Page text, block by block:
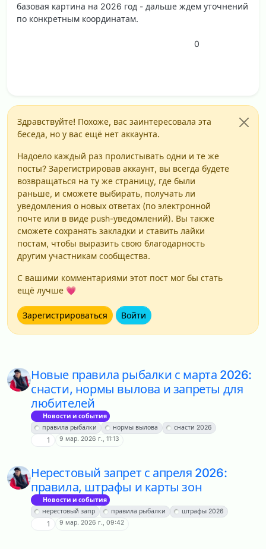
базовая картина на 2026 год - дальше ждем уточнений
по конкретным координатам.
0
Здравствуйте! Похоже, вас заинтересовала эта
беседа, но у вас ещё нет аккаунта.
Надоело каждый раз пролистывать одни и те же
посты? Зарегистрировав аккаунт, вы всегда будете
возвращаться на ту же страницу, где были
раньше, и сможете выбирать, получать ли
уведомления о новых ответах (по электронной
почте или в виде push-уведомлений). Вы также
сможете сохранять закладки и ставить лайки
постам, чтобы выразить свою благодарность
другим участникам сообщества.
С вашими комментариями этот пост мог бы стать
ещё лучше 💗
Зарегистрироваться Войти
Новые правила рыбалки с марта 2026:
снасти, нормы вылова и запреты для
любителей
Новости и события
правила рыбалки
нормы вылова снасти 2026
1 9 мар. 2026 г., 11:13
Нерестовый запрет с апреля 2026:
правила, штрафы и карты зон
Новости и события
нерестовый запр
правила рыбалки штрафы 2026
1 9 мар. 2026 г., 09:42